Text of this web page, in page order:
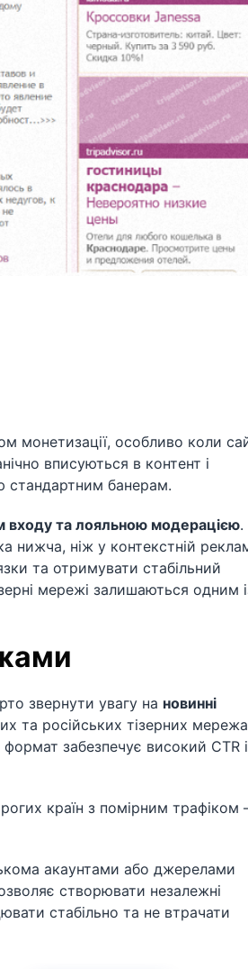
монетизації, особливо коли
вписуються в контент і
стандартним банерам.
входу та лояльною модерацією.
нижча, ніж у контекстній
та отримувати стабільний
мережі залишаються одним
звернути увагу на новинні
та російських тізерних
забезпечує високий CTR і
країн з помірним
акаунтами або джерелами
створювати незалежні
стабільно та не втрачати